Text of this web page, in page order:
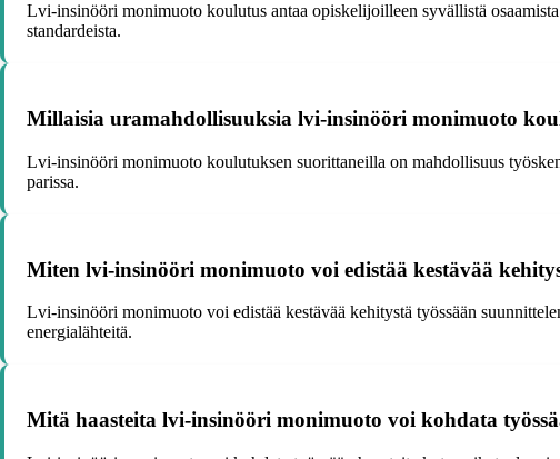
Lvi-insinööri monimuoto koulutus antaa opiskelijoilleen syvällistä
standardeista.
Millaisia uramahdollisuuksia lvi-insinööri monimuoto
Lvi-insinööri monimuoto koulutuksen suorittaneilla on mahdollisuus
parissa.
Miten lvi-insinööri monimuoto voi edistää kestävää
Lvi-insinööri monimuoto voi edistää kestävää kehitystä työssään
energialähteitä.
Mitä haasteita lvi-insinööri monimuoto voi kohdata